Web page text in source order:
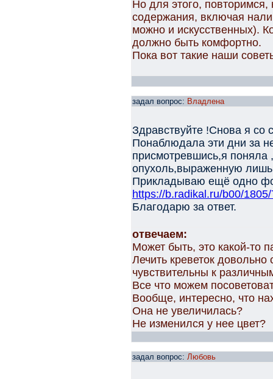
Но для этого,
содержания, включая
можно и искусственных).
должно быть комфортно.
Пока вот такие наши
задал вопрос: Владлена
Здравствуйте !Снова я со
Понаблюдала эти дни за
присмотревшись,я поняла
опухоль,выраженную
Прикладываю ещё одно
https://b.radikal.ru/b00/
Благодарю за ответ.
отвечаем:
Может быть, это какой-то
Лечить креветок
чувствительны к
Все что можем
Вообще, интересно, что
Она не увеличилась?
Не изменился у нее цвет?
задал вопрос: Любовь